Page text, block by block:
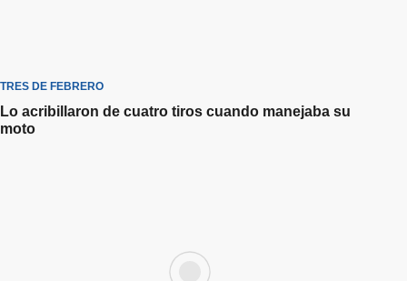
TRES DE FEBRERO
Lo acribillaron de cuatro tiros cuando manejaba su
moto